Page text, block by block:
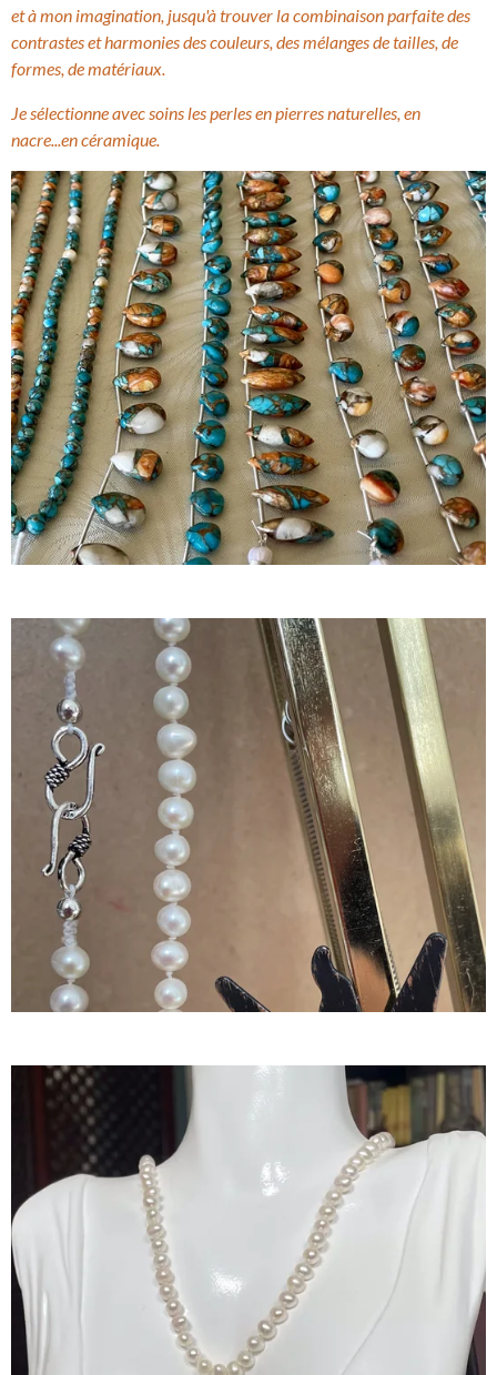
et à mon imagination, jusqu'à trouver la combinaison parfaite des
contrastes et harmonies des couleurs, des mélanges de tailles, de
formes, de matériaux.
Je sélectionne avec soins les perles en pierres naturelles, en
nacre...en céramique.